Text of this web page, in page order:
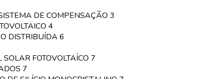
DE COMPENSAÇÃO 3
4
DISTRIBUÍDA 6
FOTOVOLTAÍCO 7
7